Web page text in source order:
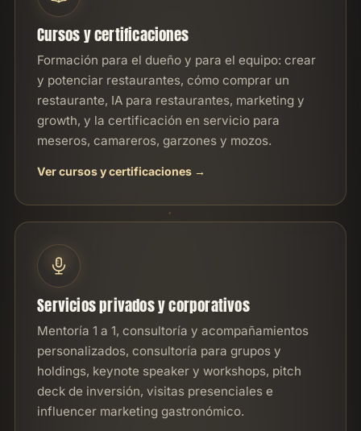
Cursos y certificaciones
Formación para el dueño y para el equipo: crear
y potenciar restaurantes, cómo comprar un
restaurante, IA para restaurantes, marketing y
growth, y la certificación en servicio para
meseros, camareros, garzones y mozos.
Ver cursos y certificaciones
Servicios privados y corporativos
Mentoría 1 a 1, consultoría y acompañamientos
personalizados, consultoría para grupos y
holdings, keynote speaker y workshops, pitch
deck de inversión, visitas presenciales e
influencer marketing gastronómico.